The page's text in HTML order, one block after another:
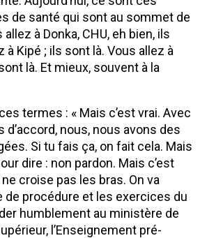
de santé qui sont au sommet de
à Donka, CHU, eh bien, ils
à Kipé ; ils sont là. Vous allez à
là. Et mieux, souvent à la
termes : « Mais c’est vrai. Avec
d’accord, nous, nous avons des
Si tu fais ça, on fait cela. Mais
dire : non pardon. Mais c’est
croise pas les bras. On va
de procédure et les exercices du
humblement au ministère de
l’Enseignement pré-